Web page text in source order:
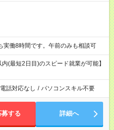
記のうち実働8時間です。午前のみも相談可
(最短2日目)のスピード就業が可能】
電話対応なし / パソコンスキル不要
募する 詳細へ